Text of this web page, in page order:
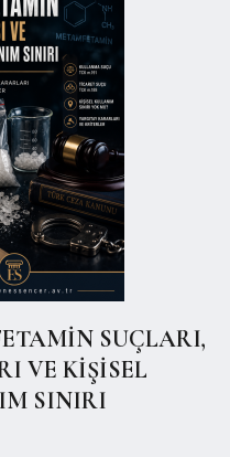
SUÇLARI,
VE KİŞİSEL
SINIRI